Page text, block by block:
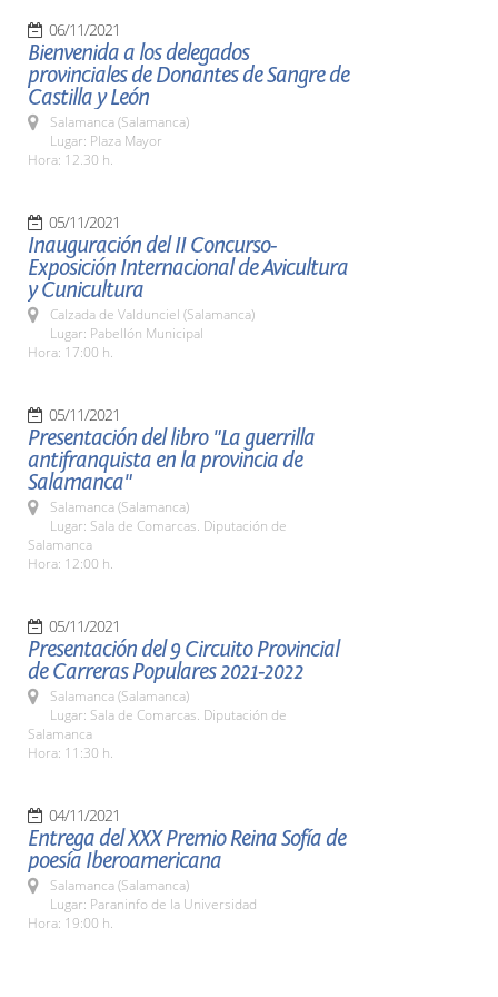
06/11/2021
Bienvenida a los delegados
provinciales de Donantes de Sangre de
Castilla y León
Salamanca (Salamanca)
Lugar: Plaza Mayor
Hora: 12.30 h.
05/11/2021
Inauguración del II Concurso-
Exposición Internacional de Avicultura
y Cunicultura
Calzada de Valdunciel (Salamanca)
Lugar: Pabellón Municipal
Hora: 17:00 h.
05/11/2021
Presentación del libro "La guerrilla
antifranquista en la provincia de
Salamanca"
Salamanca (Salamanca)
Lugar: Sala de Comarcas. Diputación de
Salamanca
Hora: 12:00 h.
05/11/2021
Presentación del 9 Circuito Provincial
de Carreras Populares 2021-2022
Salamanca (Salamanca)
Lugar: Sala de Comarcas. Diputación de
Salamanca
Hora: 11:30 h.
04/11/2021
Entrega del XXX Premio Reina Sofía de
poesía Iberoamericana
Salamanca (Salamanca)
Lugar: Paraninfo de la Universidad
Hora: 19:00 h.